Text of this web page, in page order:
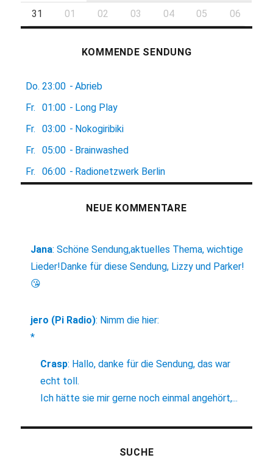
31 01 02 03 04 05 06
KOMMENDE SENDUNG
Do. 23:00 - Abrieb
Fr.
01:00 - Long Play
Fr.
03:00 - Nokogiribiki
Fr.
05:00 - Brainwashed
Fr.
06:00 - Radionetzwerk Berlin
NEUE KOMMENTARE
Jana:Schöne Sendung,aktuelles Thema, wichtige
Lieder!Danke für diese Sendung, Lizzy und Parker!
😘
jero (Pi Radio): Nimm die hier:
*
Crasp: Hallo, danke für die Sendung, das war
echt toll.
Ich hätte sie mir gerne noch einmal angehört,...
SUCHE